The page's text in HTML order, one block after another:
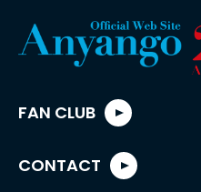
FAN CLUB
CONTACT